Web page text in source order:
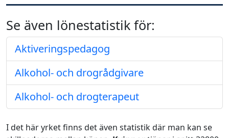
Se även lönestatistik för:
Aktiveringspedagog
Alkohol- och drogrådgivare
Alkohol- och drogterapeut
I det här yrket finns det även statistik där man kan se